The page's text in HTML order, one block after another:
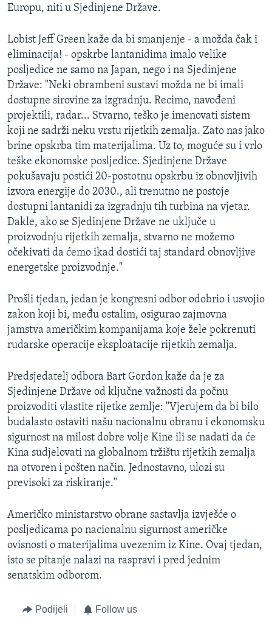
Europu, niti u Sjedinjene Države.
Lobist Jeff Green kaže da bi smanjenje - a možda čak i
eliminacija! - opskrbe lantanidima imalo velike
posljedice ne samo na Japan, nego i na Sjedinjene
Države: "Neki obrambeni sustavi možda ne bi imali
dostupne sirovine za izgradnju. Recimo, navođeni
projektili, radar... Stvarno, teško je imenovati sistem
koji ne sadrži neku vrstu rijetkih zemalja. Zato nas jako
brine opskrba tim materijalima. Uz to, moguće su i vrlo
teške ekonomske posljedice. Sjedinjene Države
pokušavaju postići 20-postotnu opskrbu iz obnovljivih
izvora energije do 2030., ali trenutno ne postoje
dostupni lantanidi za izgradnju tih turbina na vjetar.
Dakle, ako se Sjedinjene Države ne uključe u
proizvodnju rijetkih zemalja, stvarno ne možemo
očekivati da ćemo ikad dostići taj standard obnovljive
energetske proizvodnje."
Prošli tjedan, jedan je kongresni odbor odobrio i usvojio
zakon koji bi, među ostalim, osigurao zajmovna
jamstva američkim kompanijama koje žele pokrenuti
rudarske operacije eksploatacije rijetkih zemalja.
Predsjedatelj odbora Bart Gordon kaže da je za
Sjedinjene Države od ključne važnosti da počnu
proizvoditi vlastite rijetke zemlje: "Vjerujem da bi bilo
budalasto ostaviti našu nacionalnu obranu i ekonomsku
sigurnost na milost dobre volje Kine ili se nadati da će
Kina sudjelovati na globalnom tržištu rijetkih zemalja
na otvoren i pošten način. Jednostavno, ulozi su
previsoki za riskiranje."
Američko ministarstvo obrane sastavlja izvješće o
posljedicama po nacionalnu sigurnost američke
ovisnosti o materijalima uvezenim iz Kine. Ovaj tjedan,
isto se pitanje nalazi na raspravi i pred jednim
senatskim odborom.
Podijeli Follow us